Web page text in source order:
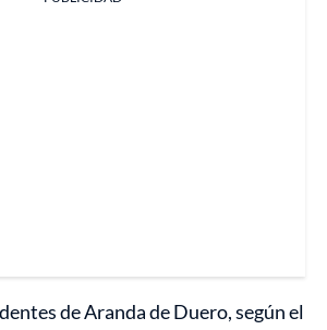
de Aranda de Duero, según el